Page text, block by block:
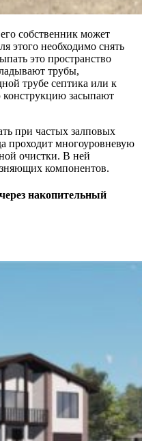
собственник может
этого необходимо снять
это пространство
трубы,
трубе септика или к
засыпают
при частых залповых
проходит многоуровневую
очистки. В ней
компонентов.
накопительный